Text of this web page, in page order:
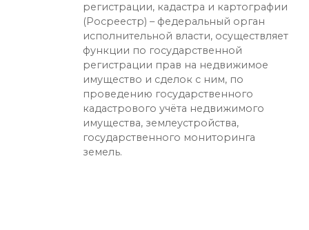
регистрации, кадастра и картографии
(Росреестр) – федеральный орган
исполнительной власти, осуществляет
функции по государственной
регистрации прав на недвижимое
имущество и сделок с ним, по
проведению государственного
кадастрового учёта недвижимого
имущества, землеустройства,
государственного мониторинга
земель.